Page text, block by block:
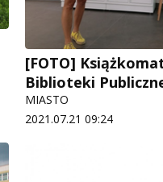
[FOTO]
Biblioteki
MIASTO
2021.07.21 09:24